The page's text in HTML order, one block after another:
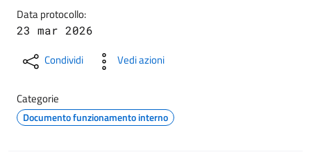
Data protocollo:
23 mar 2026
Condividi Vedi azioni
Categorie
Documento funzionamento interno